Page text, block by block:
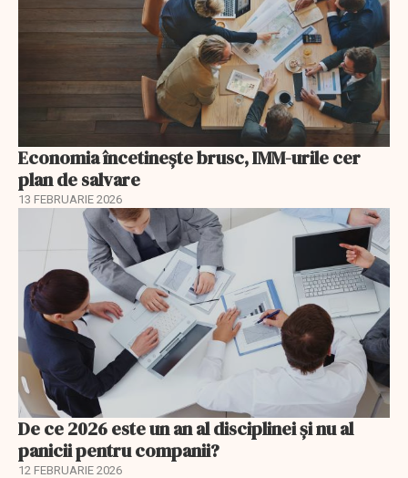
Economia încetinește brusc, IMM-urile cer
plan de salvare
13 FEBRUARIE 2026
De ce 2026 este un an al disciplinei și nu al
panicii pentru companii?
12 FEBRUARIE 2026